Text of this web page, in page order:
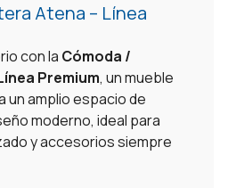
Atena – Línea
con la Cómoda /
Premium, un mueble
un amplio espacio de
moderno, ideal para
y accesorios siempre